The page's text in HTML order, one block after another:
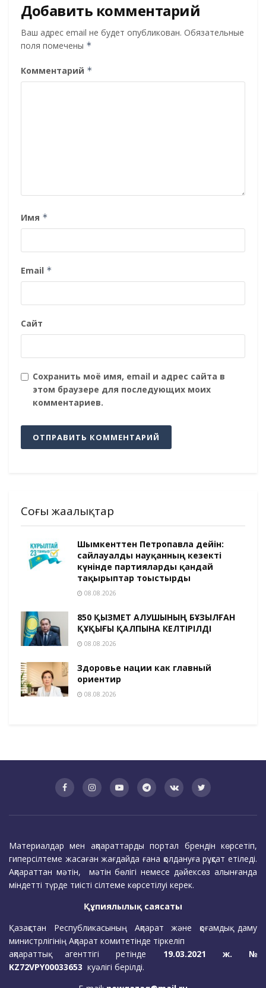
Добавить комментарий
Ваш адрес email не будет опубликован. Обязательные
поля помечены *
Комментарий *
Имя *
Email *
Сайт
Сохранить моё имя, email и адрес сайта в
этом браузере для последующих моих
комментариев.
Соңғы жаңалықтар
Шымкенттен Петропавлға дейін:
сайлауалды науқанның кезекті
күнінде партияларды қандай
тақырыптар тоғыстырды
08.08.2026
850 ҚЫЗМЕТ АЛУШЫНЫҢ БҰЗЫЛҒАН
ҚҰҚЫҒЫ ҚАЛПЫНА КЕЛТІРІЛДІ
08.08.2026
Здоровье нации как главный
ориентир
08.08.2026
Материалдар мен ақпараттарды портал брендін көрсетіп,
гиперсілтеме жасаған жағдайда ғана қолдануға рұқсат етіледі.
Ақпараттан мәтін, мәтін бөлігі немесе дәйексөз алынғанда
міндетті түрде тиісті сілтеме көрсетілуі керек.
Құпиялылық саясаты
Қазақстан Республикасының Ақпарат және қоғамдық даму
министрлігінің Ақпарат комитетінде тіркеліп
ақпараттық агенттігі ретінде 19.03.2021 ж. №
KZ72VPY00033653 куәлігі берілді.